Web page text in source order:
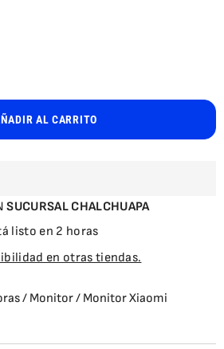
AL CARRITO
SUCURSAL CHALCHUAPA
listo en 2 horas
en otras tiendas.
/ Monitor/ Monitor Xiaomi